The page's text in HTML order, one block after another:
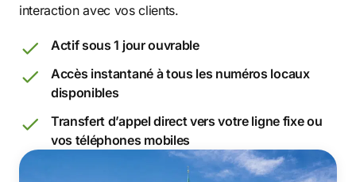
interaction avec vos clients.
Actif sous 1 jour ouvrable
Accès instantané à tous les numéros locaux
disponibles
Transfert d’appel direct vers votre ligne fixe ou
vos téléphones mobiles